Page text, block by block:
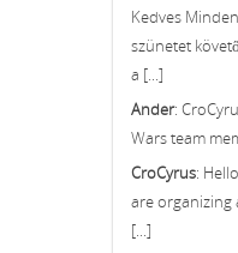
Kedves
szünetet
a [...]
Ander:
Wars team
CroCyrus:
are organizing
[...]